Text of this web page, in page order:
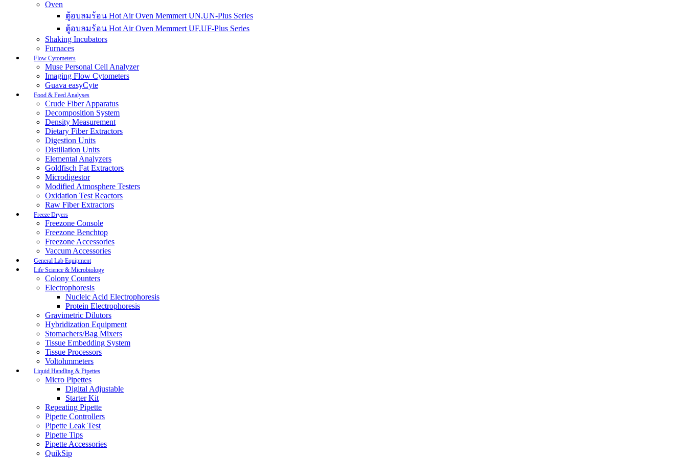
Oven
ตู้อบลมร้อน Hot Air Oven Memmert UN,UN-Plus Series
ตู้อบลมร้อน Hot Air Oven Memmert UF,UF-Plus Series
Shaking Incubators
Furnaces
Flow Cytometers
Muse Personal Cell Analyzer
Imaging Flow Cytometers
Guava easyCyte
Food & Feed Analyses
Crude Fiber Apparatus
Decomposition System
Density Measurement
Dietary Fiber Extractors
Digestion Units
Distillation Units
Elemental Analyzers
Goldfisch Fat Extractors
Microdigestor
Modified Atmosphere Testers
Oxidation Test Reactors
Raw Fiber Extractors
Freeze Dryers
Freezone Console
Freezone Benchtop
Freezone Accessories
Vaccum Accessories
General Lab Equipment
Life Science & Microbiology
Colony Counters
Electrophoresis
Nucleic Acid Electrophoresis
Protein Electrophoresis
Gravimetric Dilutors
Hybridization Equipment
Stomachers/Bag Mixers
Tissue Embedding System
Tissue Processors
Voltohmmeters
Liquid Handling & Pipettes
Micro Pipettes
Digital Adjustable
Starter Kit
Repeating Pipette
Pipette Controllers
Pipette Leak Test
Pipette Tips
Pipette Accessories
QuikSip